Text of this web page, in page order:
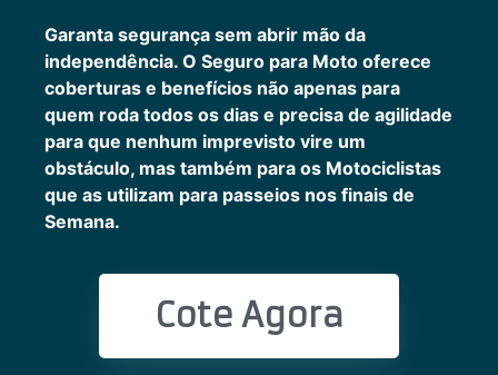
Garanta segurança sem abrir mão da
independência. O Seguro para Moto oferece
coberturas e benefícios não apenas para
quem roda todos os dias e precisa de agilidade
para que nenhum imprevisto vire um
obstáculo, mas também para os Motociclistas
que as utilizam para passeios nos finais de
Semana.
Cote Agora